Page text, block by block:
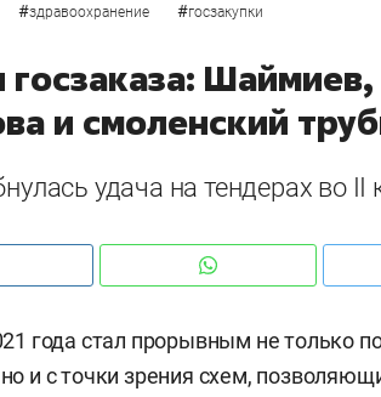
#здравоохранение #госзакупки
госзаказа:
и смоленский
удача на тендерах во II
года стал прорывным не только
и с точки зрения схем,